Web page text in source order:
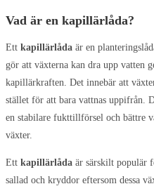
Vad är en kapillärlåda?
Ett kapillärlåda är en
gör att växterna kan dra upp vatten
kapillärkraften. Det innebär att
stället för att bara vattnas uppifrån.
en stabilare fukttillförsel och bättre
växter.
Ett kapillärlåda är särskilt populär
sallad och kryddor eftersom dessa